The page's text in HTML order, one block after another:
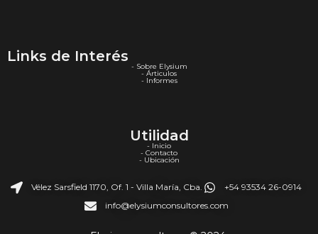
Links de Interés
- Sobre Elysium
- Árticulos
- Informes
Utilidad
- Inicio
- Contacto
- Ubicación
Vélez Sarsfield 1170, Of. 1 - Villa María, Cba.
+54 93534 26-0914
info@elysiumconsultores.com